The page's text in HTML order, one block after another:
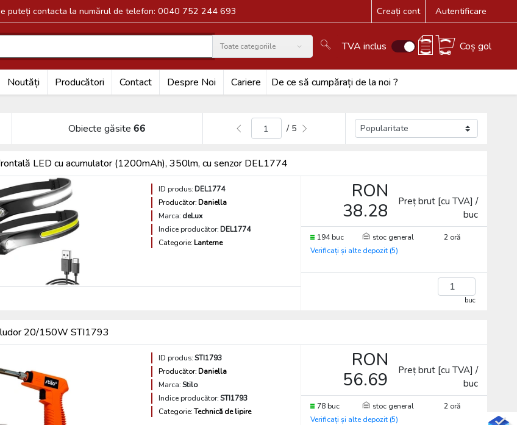
puteți contacta la numărul de telefon: 0040 752 244 693 Creați cont Autentificare
Toate categoriile
Search TVA inclus Coș gol
Noutăți Producători Contact Despre Noi Cariere De ce să cumpărați de la noi ?
Obiecte găsite 66 / 5
LED cu acumulator (1200mAh), 350lm, cu senzor DEL1774
ID produs: DEL1774
Producător: Daniella
Marca: deLux
Indice producător: DEL1774
Categorie: Lanterne
RON
38.28
Preț brut [cu TVA] /
buc
194 buc stoc general
2 oră
Verificați și alte depozit (5)
buc
20/150W STI1793
ID produs: STI1793
Producător: Daniella
Marca: Stilo
Indice producător: STI1793
Categorie: Technică de lipire
RON
56.69
Preț brut [cu TVA] /
buc
78 buc stoc general
2 oră
Verificați și alte depozit (5)